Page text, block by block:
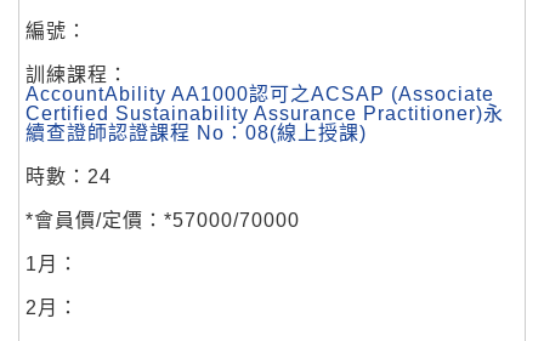
AccountAbility AA1000認可之ACSAP (Associate
Certified Sustainability Assurance Practitioner)永
續查證師認證課程 No：08(線上授課)
24
*57000/70000